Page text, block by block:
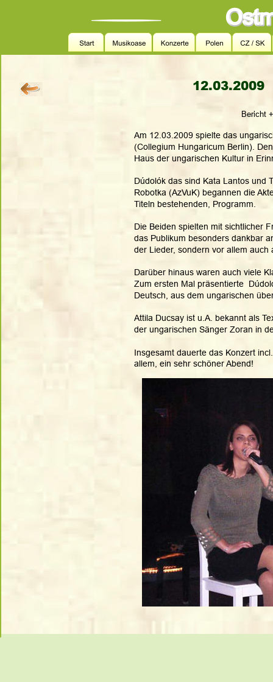
12.03.2009
Bericht
Am 12.03.2009 spielte das
(Collegium Hungaricum Berlin).
Haus der ungarischen Kultur in
Dúdolók das sind Kata Lantos und
Robotka (AzVuK) begannen die
Titeln bestehenden, Programm.
Die Beiden spielten mit sichtlicher
das Publikum besonders dankbar
der Lieder, sondern vor allem
Darüber hinaus waren auch viele
Zum ersten Mal präsentierte
Deutsch, aus dem ungarischen
Attila Ducsay ist u.A. bekannt als
der ungarischen Sänger Zoran in
Insgesamt dauerte das Konzert
allem, ein sehr schöner Abend!